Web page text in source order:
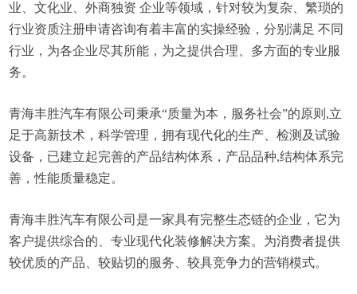
业、文化业、外商独资 企业等领域，针对较为复杂、繁琐的
行业资质注册申请咨询有着丰富的实操经验，分别满足 不同
行业，为各企业尽其所能，为之提供合理、多方面的专业服
务。
青海丰胜汽车有限公司秉承“质量为本，服务社会”的原则,立
足于高新技术，科学管理，拥有现代化的生产、检测及试验
设备，已建立起完善的产品结构体系，产品品种,结构体系完
善，性能质量稳定。
青海丰胜汽车有限公司是一家具有完整生态链的企业，它为
客户提供综合的、专业现代化装修解决方案。为消费者提供
较优质的产品、较贴切的服务、较具竞争力的营销模式。